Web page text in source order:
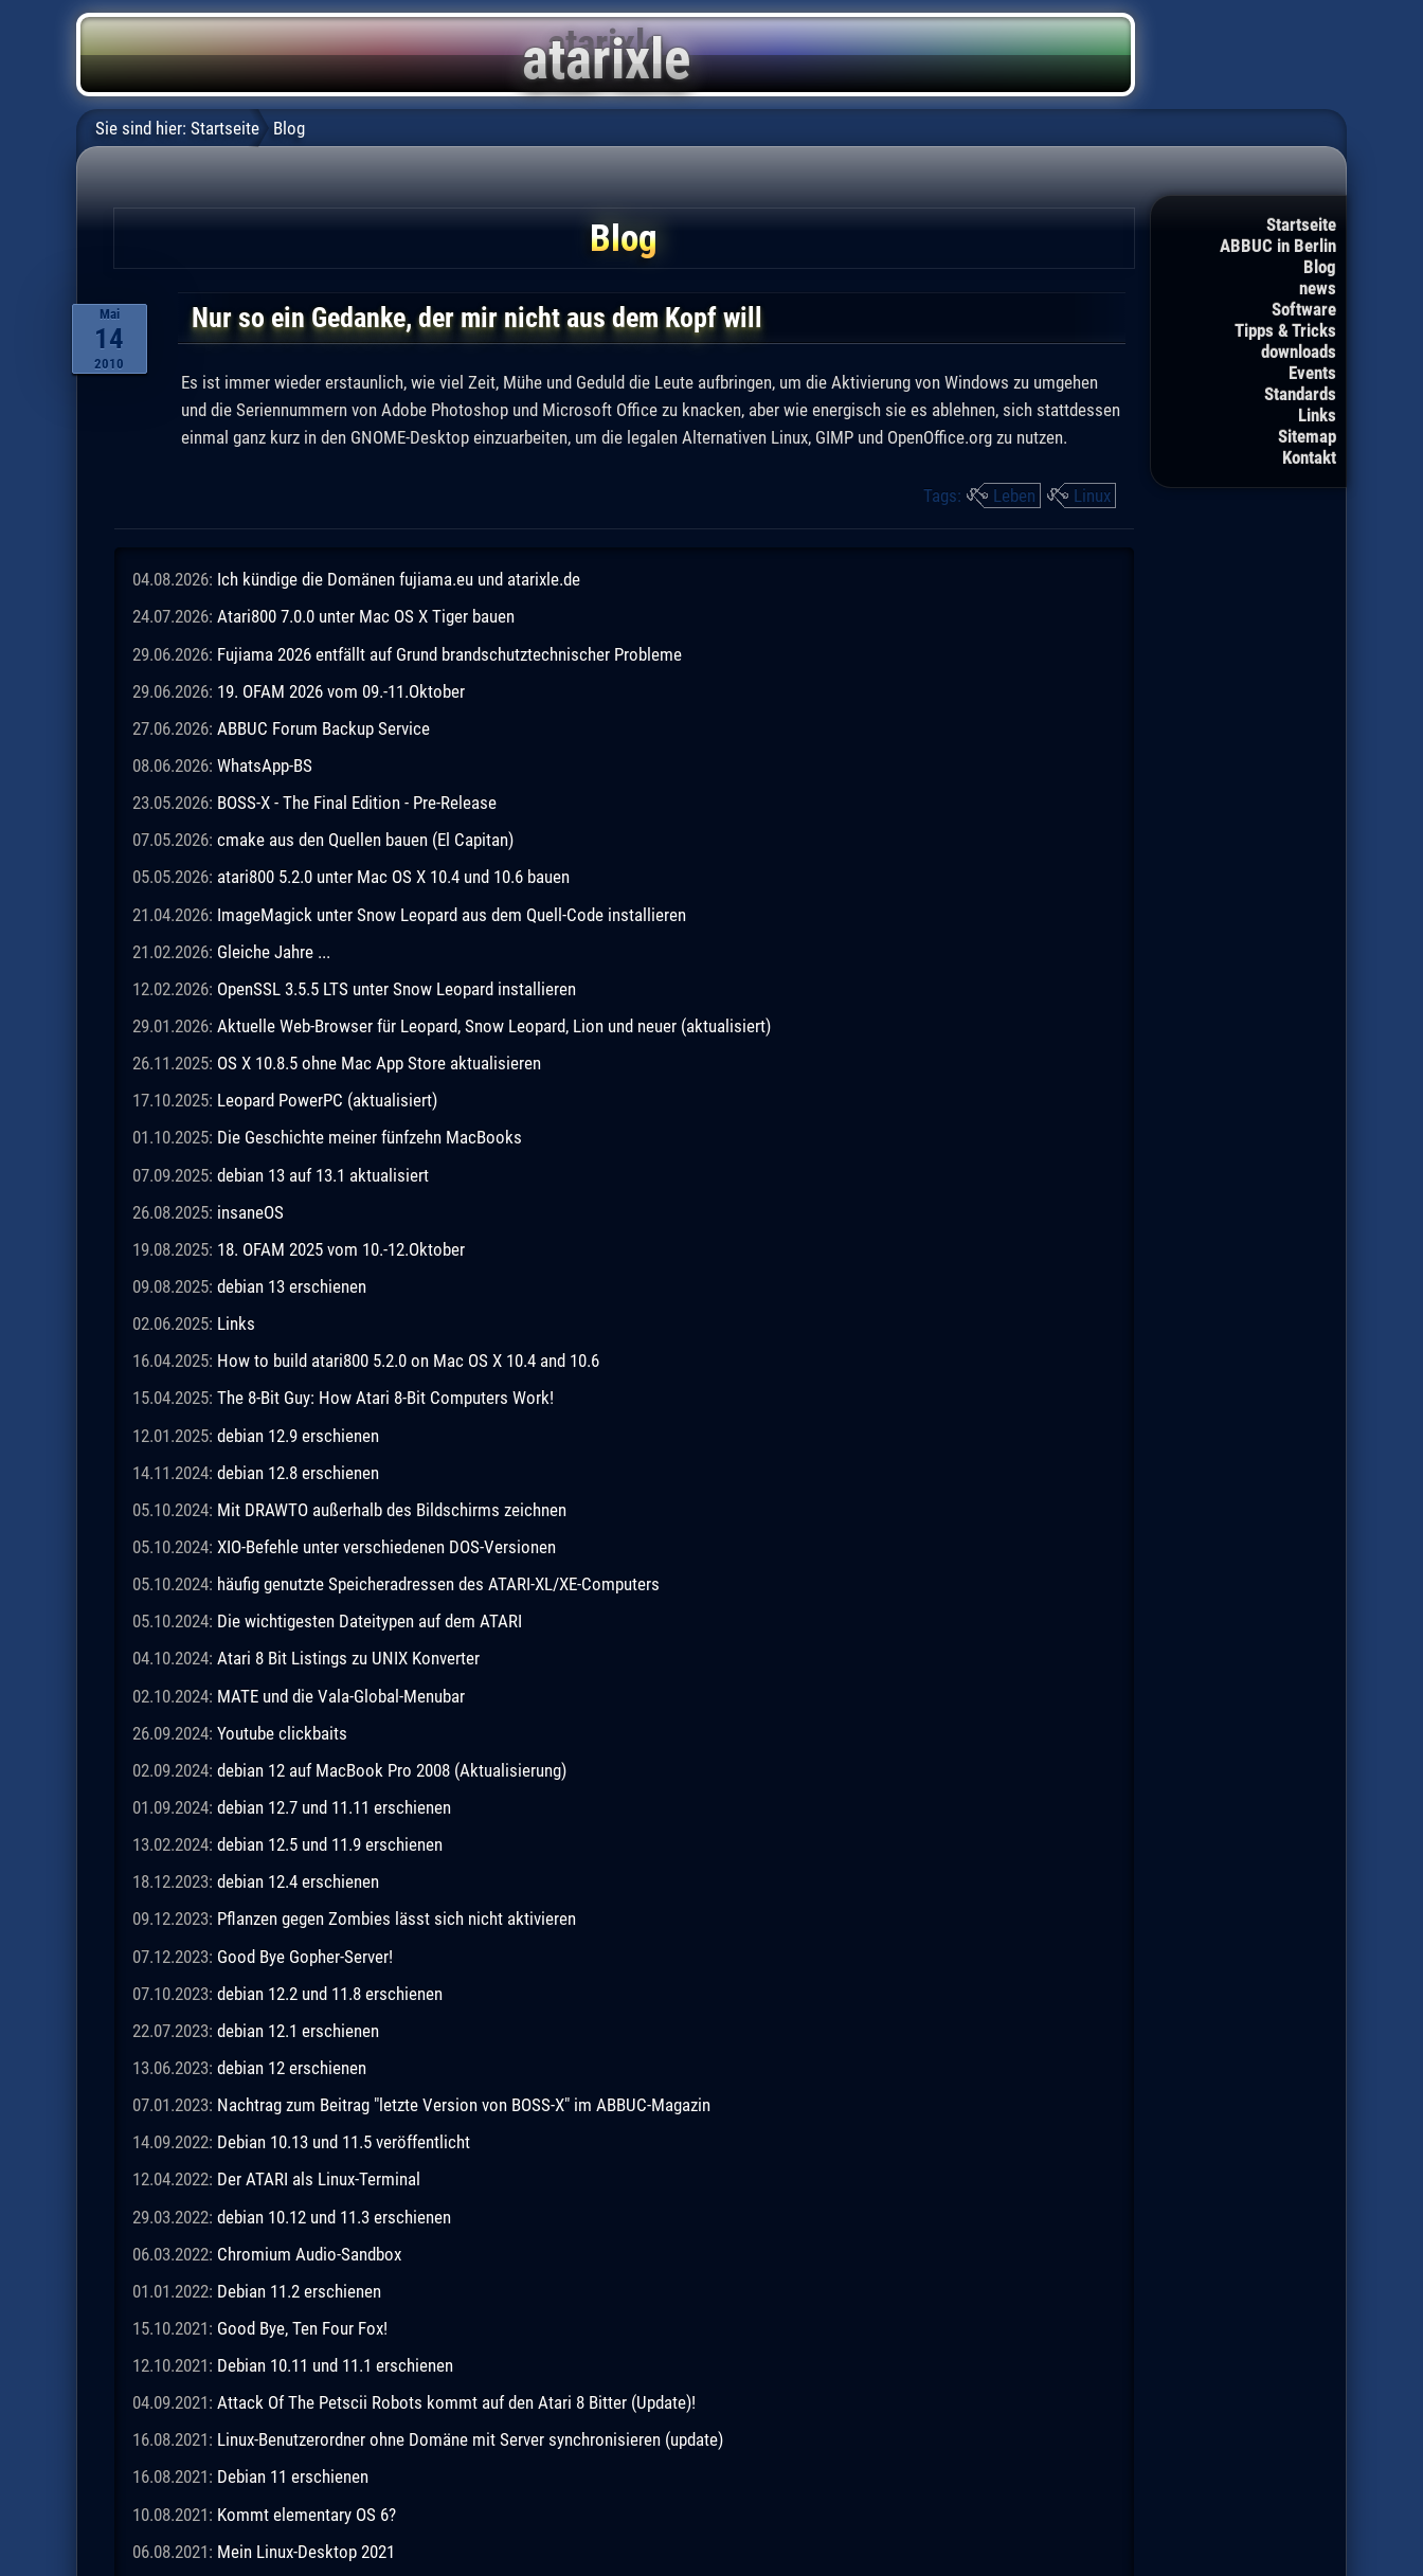
Startseite
ABBUC in Berlin
Blog
news
Software
Tipps & Tricks
downloads
Events
Standards
Links
Sitemap
Kontakt
Sie sind hier: Startseite Blog
Blog
Mai
14
2010
Nur so ein Gedanke, der mir nicht aus dem Kopf will
Es ist immer wieder erstaunlich, wie viel Zeit, Mühe und Geduld die Leute aufbringen, um die Aktivierung von Windows zu umgehen
und die Seriennummern von Adobe Photoshop und Microsoft Office zu knacken, aber wie energisch sie es ablehnen, sich stattdessen
einmal ganz kurz in den GNOME-Desktop einzuarbeiten, um die legalen Alternativen Linux, GIMP und OpenOffice.org zu nutzen.
Tags: Leben Linux
04.08.2026: Ich kündige die Domänen fujiama.eu und atarixle.de
24.07.2026: Atari800 7.0.0 unter Mac OS X Tiger bauen
29.06.2026: Fujiama 2026 entfällt auf Grund brandschutztechnischer Probleme
29.06.2026: 19. OFAM 2026 vom 09.-11.Oktober
27.06.2026: ABBUC Forum Backup Service
08.06.2026: WhatsApp-BS
23.05.2026: BOSS-X - The Final Edition - Pre-Release
07.05.2026: cmake aus den Quellen bauen (El Capitan)
05.05.2026: atari800 5.2.0 unter Mac OS X 10.4 und 10.6 bauen
21.04.2026: ImageMagick unter Snow Leopard aus dem Quell-Code installieren
21.02.2026: Gleiche Jahre ...
12.02.2026: OpenSSL 3.5.5 LTS unter Snow Leopard installieren
29.01.2026: Aktuelle Web-Browser für Leopard, Snow Leopard, Lion und neuer (aktualisiert)
26.11.2025: OS X 10.8.5 ohne Mac App Store aktualisieren
17.10.2025: Leopard PowerPC (aktualisiert)
01.10.2025: Die Geschichte meiner fünfzehn MacBooks
07.09.2025: debian 13 auf 13.1 aktualisiert
26.08.2025: insaneOS
19.08.2025: 18. OFAM 2025 vom 10.-12.Oktober
09.08.2025: debian 13 erschienen
02.06.2025: Links
16.04.2025: How to build atari800 5.2.0 on Mac OS X 10.4 and 10.6
15.04.2025: The 8-Bit Guy: How Atari 8-Bit Computers Work!
12.01.2025: debian 12.9 erschienen
14.11.2024: debian 12.8 erschienen
05.10.2024: Mit DRAWTO außerhalb des Bildschirms zeichnen
05.10.2024: XIO-Befehle unter verschiedenen DOS-Versionen
05.10.2024: häufig genutzte Speicheradressen des ATARI-XL/XE-Computers
05.10.2024: Die wichtigesten Dateitypen auf dem ATARI
04.10.2024: Atari 8 Bit Listings zu UNIX Konverter
02.10.2024: MATE und die Vala-Global-Menubar
26.09.2024: Youtube clickbaits
02.09.2024: debian 12 auf MacBook Pro 2008 (Aktualisierung)
01.09.2024: debian 12.7 und 11.11 erschienen
13.02.2024: debian 12.5 und 11.9 erschienen
18.12.2023: debian 12.4 erschienen
09.12.2023: Pflanzen gegen Zombies lässt sich nicht aktivieren
07.12.2023: Good Bye Gopher-Server!
07.10.2023: debian 12.2 und 11.8 erschienen
22.07.2023: debian 12.1 erschienen
13.06.2023: debian 12 erschienen
07.01.2023: Nachtrag zum Beitrag "letzte Version von BOSS-X" im ABBUC-Magazin
14.09.2022: Debian 10.13 und 11.5 veröffentlicht
12.04.2022: Der ATARI als Linux-Terminal
29.03.2022: debian 10.12 und 11.3 erschienen
06.03.2022: Chromium Audio-Sandbox
01.01.2022: Debian 11.2 erschienen
15.10.2021: Good Bye, Ten Four Fox!
12.10.2021: Debian 10.11 und 11.1 erschienen
04.09.2021: Attack Of The Petscii Robots kommt auf den Atari 8 Bitter (Update)!
16.08.2021: Linux-Benutzerordner ohne Domäne mit Server synchronisieren (update)
16.08.2021: Debian 11 erschienen
10.08.2021: Kommt elementary OS 6?
06.08.2021: Mein Linux-Desktop 2021